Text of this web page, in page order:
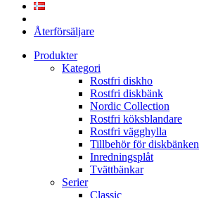
Återförsäljare
Produkter
Kategori
Rostfri diskho
Rostfri diskbänk
Nordic Collection
Rostfri köksblandare
Rostfri vägghylla
Tillbehör för diskbänken
Inredningsplåt
Tvättbänkar
Serier
Classic